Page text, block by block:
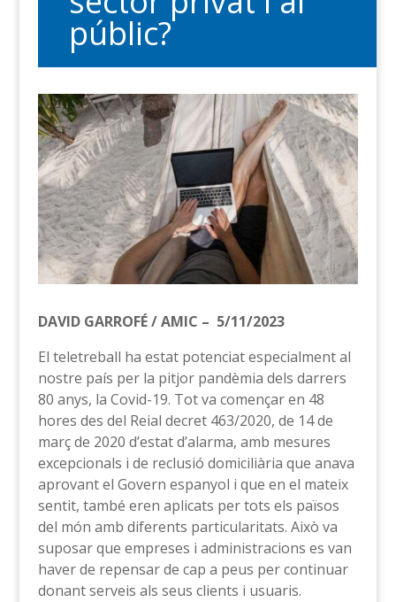
públic?
DAVID GARROFÉ / AMIC – 5/11/2023
El teletreball ha estat potenciat especialment al
nostre país per la pitjor pandèmia dels darrers
80 anys, la Covid-19. Tot va començar en 48
hores des del Reial decret 463/2020, de 14 de
març de 2020 d’estat d’alarma, amb mesures
excepcionals i de reclusió domiciliària que anava
aprovant el Govern espanyol i que en el mateix
sentit, també eren aplicats per tots els països
del món amb diferents particularitats. Això va
suposar que empreses i administracions es van
haver de repensar de cap a peus per continuar
donant serveis als seus clients i usuaris.